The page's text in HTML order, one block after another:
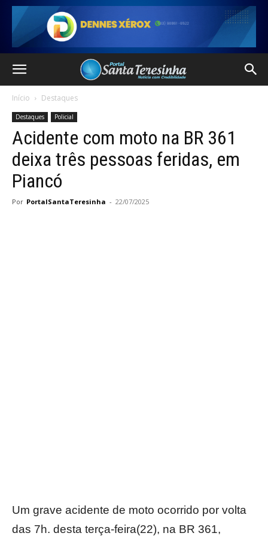
Início Destaques
Destaques Policial
Acidente com moto na BR 361
deixa três pessoas feridas, em
Piancó
Por PortalSantaTeresinha - 22/07/2025
Um grave acidente de moto ocorrido por volta
das 7h. desta terça-feira(22), na BR 361,